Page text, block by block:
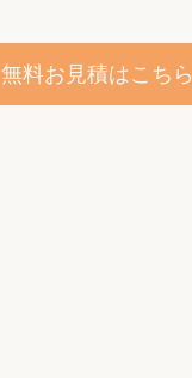
無料お見積はこちら